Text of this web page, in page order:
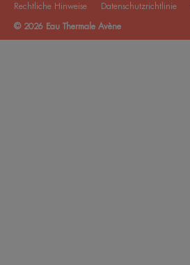
Rechtliche Hinweise Datenschutzrichtlinie
© 2026 Eau Thermale Avène